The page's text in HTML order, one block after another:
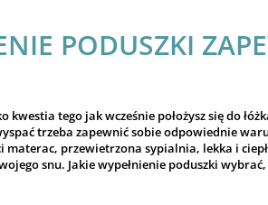
PODUSZKI
tego jak wcześnie położysz się do
trzeba zapewnić sobie odpowiednie
materac, przewietrzona sypialnia, lekka i
snu. Jakie wypełnienie poduszki